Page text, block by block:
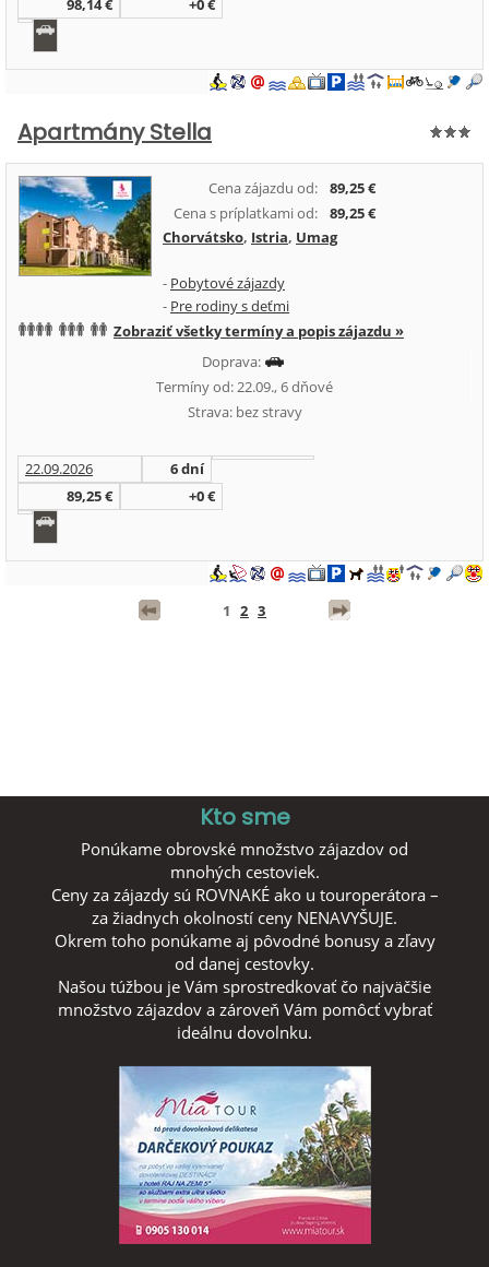
98,14 €
+0 €
Apartmány Stella
Cena zájazdu od:
89,25 €
Cena s príplatkami od:
89,25 €
Chorvátsko, Istria, Umag
- Pobytové zájazdy
- Pre rodiny s deťmi
Zobraziť všetky termíny a popis zájazdu »
Doprava:
Termíny od: 22.09., 6 dňové
Strava: bez stravy
22.09.2026
6 dní
89,25 €
+0 €
1 2 3
Kto sme
Ponúkame obrovské množstvo zájazdov od
mnohých cestoviek.
Ceny za zájazdy sú ROVNAKÉ ako u touroperátora –
za žiadnych okolností ceny NENAVYŠUJE.
Okrem toho ponúkame aj pôvodné bonusy a zľavy
od danej cestovky.
Našou túžbou je Vám sprostredkovať čo najväčšie
množstvo zájazdov a zároveň Vám pomôcť vybrať
ideálnu dovolnku.